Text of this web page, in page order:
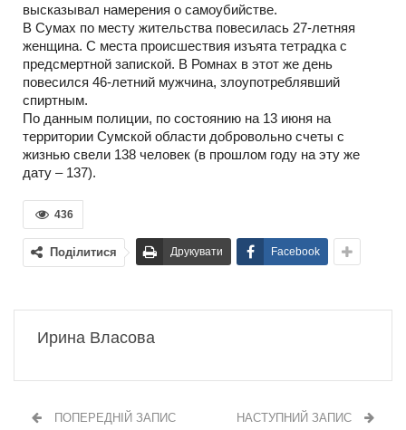
высказывал намерения о самоубийстве.
В Сумах по месту жительства повесилась 27-летняя
женщина. С места происшествия изъята тетрадка с
предсмертной запиской. В Ромнах в этот же день
повесился 46-летний мужчина, злоупотреблявший
спиртным.
По данным полиции, по состоянию на 13 июня на
территории Сумской области добровольно счеты с
жизнью свели 138 человек (в прошлом году на эту же
дату – 137).
436
Поділитися Друкувати Facebook
Ирина Власова
ПОПЕРЕДНІЙ ЗАПИС НАСТУПНИЙ ЗАПИС